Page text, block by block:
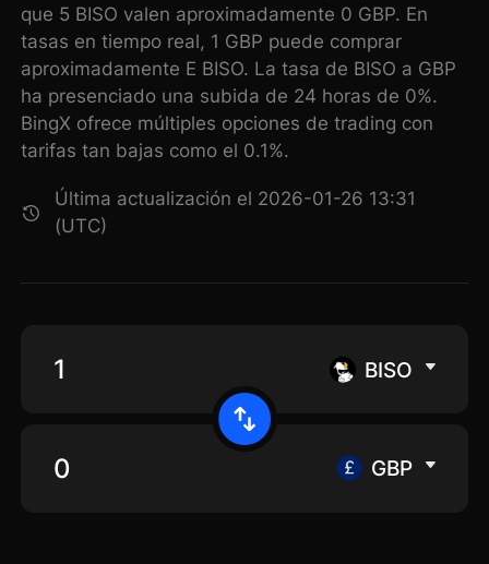
que 5 BISO valen aproximadamente 0 GBP. En
tasas en tiempo real, 1 GBP puede comprar
aproximadamente E BISO. La tasa de BISO a GBP
ha presenciado una subida de 24 horas de 0%.
BingX ofrece múltiples opciones de trading con
tarifas tan bajas como el 0.1%.
Última actualización el 2026-01-26 13:31
(UTC)
BISO
GBP